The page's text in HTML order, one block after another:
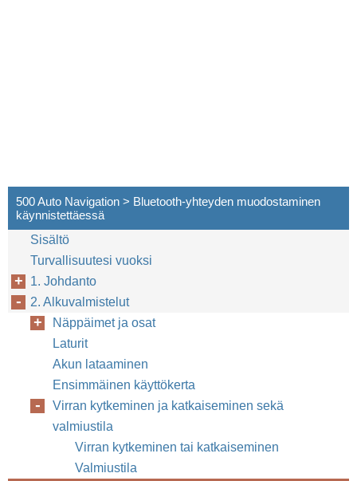
500 Auto Navigation > Bluetooth-yhteyden muodostaminen
käynnistettäessä
Sisältö
Turvallisuutesi vuoksi
1. Johdanto
2. Alkuvalmistelut
Näppäimet ja osat
Laturit
Akun lataaminen
Ensimmäinen käyttökerta
Virran kytkeminen ja katkaiseminen sekä
valmiustila
Virran kytkeminen tai katkaiseminen
Valmiustila